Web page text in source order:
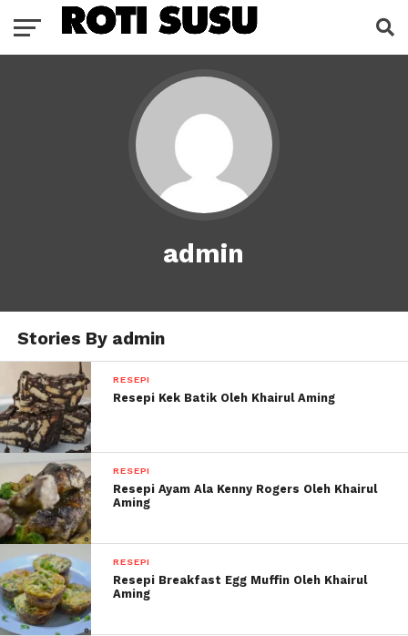
admin
Stories By admin
RESEPI
Resepi Kek Batik Oleh Khairul Aming
RESEPI
Resepi Ayam Ala Kenny Rogers Oleh Khairul
Aming
RESEPI
Resepi Breakfast Egg Muffin Oleh Khairul
Aming